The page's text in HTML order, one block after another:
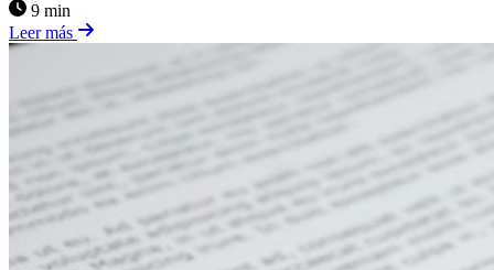
9 min
Leer más